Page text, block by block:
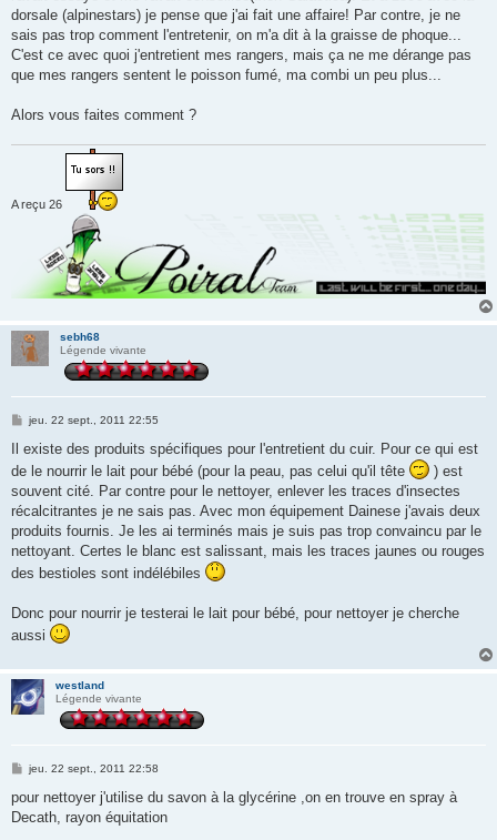
dorsale (alpinestars) je pense que j'ai fait une affaire! Par contre, je ne
sais pas trop comment l'entretenir, on m'a dit à la graisse de phoque...
C'est ce avec quoi j'entretient mes rangers, mais ça ne me dérange pas
que mes rangers sentent le poisson fumé, ma combi un peu plus...
Alors vous faites comment ?
A reçu 26
sebh68
Légende vivante
M
s
a
e
jeu. 22 sept., 2011 22:55
Il existe des produits spécifiques pour l'entretient du cuir. Pour ce qui est
de le nourrir le lait pour bébé (pour la peau, pas celui qu'il tête
) est
souvent cité. Par contre pour le nettoyer, enlever les traces d'insectes
récalcitrantes je ne sais pas. Avec mon équipement Dainese j'avais deux
produits fournis. Je les ai terminés mais je suis pas trop convaincu par le
nettoyant. Certes le blanc est salissant, mais les traces jaunes ou rouges
des bestioles sont indélébiles
Donc pour nourrir je testerai le lait pour bébé, pour nettoyer je cherche
aussi
westland
Légende vivante
M
s
a
jeu. 22 sept., 2011 22:58
pour nettoyer j'utilise du savon à la glycérine ,on en trouve en spray à
Decath, rayon équitation